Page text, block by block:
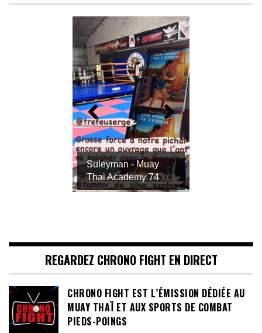
Suleyman - Muay
Thai Academy 74
REGARDEZ CHRONO FIGHT EN DIRECT
CHRONO FIGHT EST L’ÉMISSION DÉDIÉE AU
MUAY THAÏ ET AUX SPORTS DE COMBAT
PIEDS-POINGS